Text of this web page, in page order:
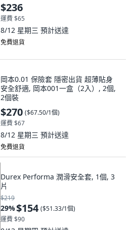
$236
運費 $65
8/12 星期三 預計送達
免費退貨
岡本0.01 保險套 隱密出貨 超薄貼身
安全舒適, 岡本001一盒（2入）, 2個,
2個裝
$270 ($67.50/1個)
運費 $67
8/12 星期三 預計送達
免費退貨
Durex Performa 潤滑安全套, 1個, 3
片
$219
29%$154 ($51.33/1個)
運費 $90